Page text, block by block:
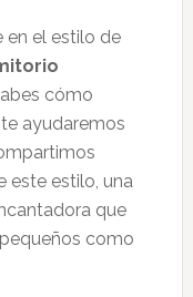
en el estilo de
cómo
te ayudaremos
este estilo, una
que
como